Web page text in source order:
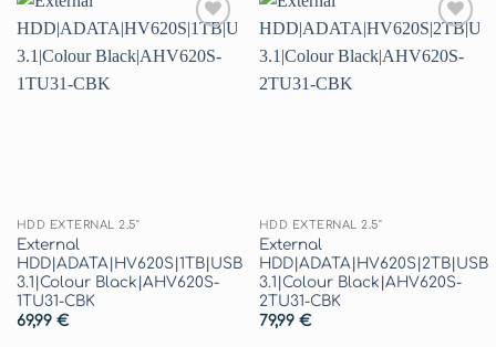
Aggiungi
alla lista
HDD EXTERNAL 2.5"
External
HDD|ADATA|HV620S|1TB|USB
3.1|Colour Black|AHV620S-
1TU31-CBK
69,99 €
Aggiungi
alla lista
HDD EXTERNAL 2.5"
External
HDD|ADATA|HV620S|2TB|USB
3.1|Colour Black|AHV620S-
2TU31-CBK
79,99 €